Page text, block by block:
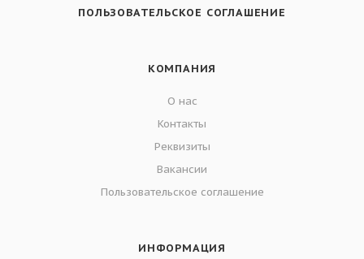
ПОЛЬЗОВАТЕЛЬСКОЕ СОГЛАШЕНИЕ
КОМПАНИЯ
О нас
Контакты
Реквизиты
Вакансии
Пользовательское соглашение
ИНФОРМАЦИЯ